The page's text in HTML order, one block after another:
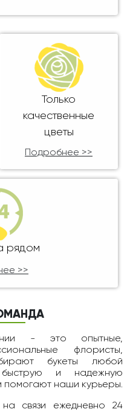
Только
качественные
цветы
Подробнее >>
рядом
>>
- это опытные,
флористы,
букеты любой
быструю и надежную
помогают наши курьеры.
связи ежедневно 24